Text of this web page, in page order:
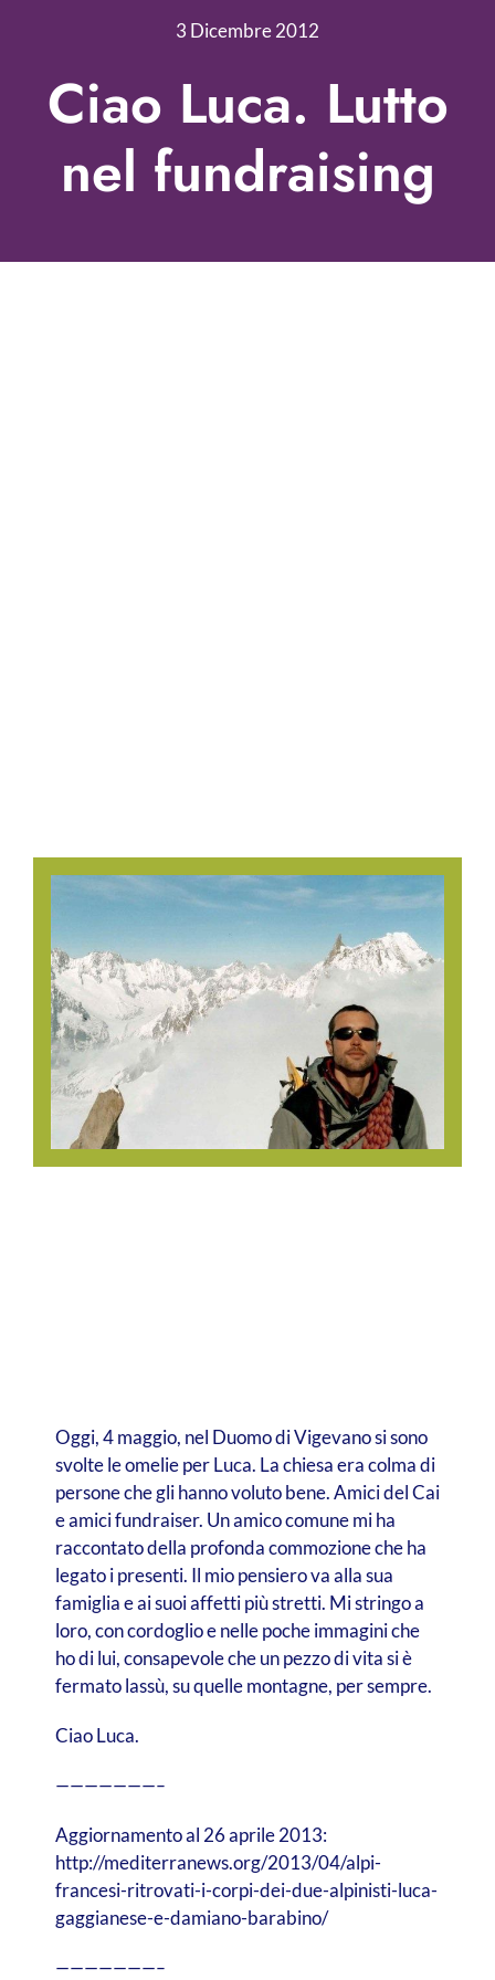
Nonprofit Blog
Libri
Fundraising Academy
Multimedia
Come contattarci
3 Dicembre 2012
Ciao Luca. Lutto
nel fundraising
Oggi, 4 maggio, nel Duomo di Vigevano si sono
svolte le omelie per Luca. La chiesa era colma di
persone che gli hanno voluto bene. Amici del Cai
e amici fundraiser. Un amico comune mi ha
raccontato della profonda commozione che ha
legato i presenti. Il mio pensiero va alla sua
famiglia e ai suoi affetti più stretti. Mi stringo a
loro, con cordoglio e nelle poche immagini che
ho di lui, consapevole che un pezzo di vita si è
fermato lassù, su quelle montagne, per sempre.
Ciao Luca.
———————–
Aggiornamento al 26 aprile 2013:
http://mediterranews.org/2013/04/alpi-
francesi-ritrovati-i-corpi-dei-due-alpinisti-luca-
gaggianese-e-damiano-barabino/
———————–